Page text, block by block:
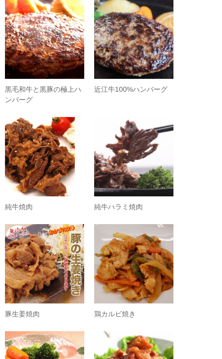
黒毛和牛と黒豚の極上ハ
ンバーグ
近江牛100%ハンバーグ
純牛焼肉 純牛ハラミ焼肉
豚生姜焼肉 鶏カルビ焼き